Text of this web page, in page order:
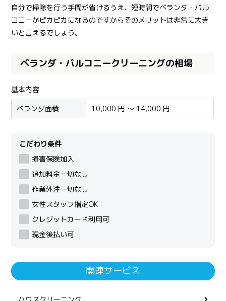
自分で掃除を行う手間が省けるうえ、短時間でベランダ・バル
コニーがピカピカになるのですからそのメリットは非常に大き
いと言えるでしょう。
ベランダ・バルコニークリーニングの相場
基本内容
ベランダ面積
10,000 円 ～ 14,000 円
こだわり条件
損害保険加入
追加料金一切なし
作業外注一切なし
女性スタッフ指定OK
クレジットカード利用可
現金後払い可
関連サービス